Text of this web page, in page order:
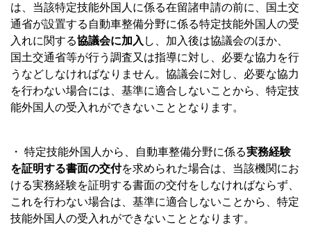
は、当該特定技能外国人に係る在留諸申請の前に、国土交
通省が設置する自動車整備分野に係る特定技能外国人の受
入れに関する協議会に加入 し、加入後は協議会のほか、
国土交通省等が行う調査又は指導に対し、必要な協力を行
うなどしなければなりません。協議会に対し、必要な協力
を行わない場合には、基準に適合しないことから、特定技
能外国人の受入れができないこととなります。
・ 特定技能外国人から、自動車整備分野に係る実務経験
を証明する書面の交付を求められた場合は、当該機関にお
ける実務経験を証明する書面の交付をしなければならず、
これを行わない場合は、基準に適合しないことから、特定
技能外国人の受入れができないこととなります。